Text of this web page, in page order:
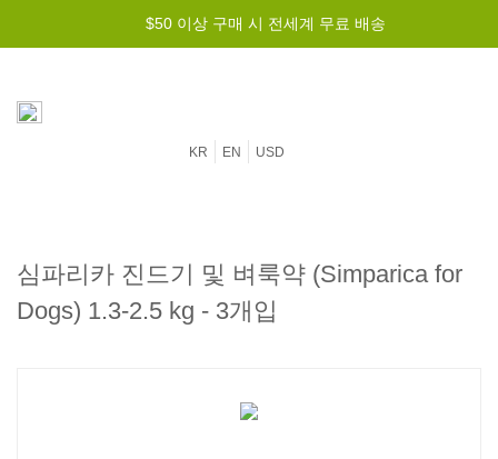
$50 이상 구매 시 전세계 무료 배송
KR EN USD
심파리카 진드기 및 벼룩약 (Simparica for
Dogs) 1.3-2.5 kg - 3개입